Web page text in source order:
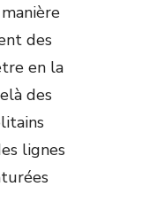
des
en la
des
lignes